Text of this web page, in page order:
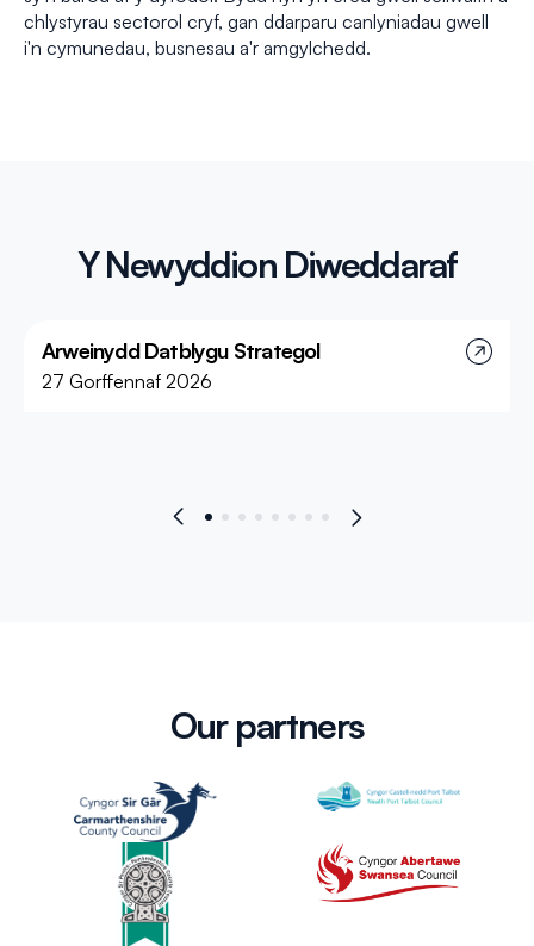
chlystyrau sectorol cryf, gan ddarparu canlyniadau gwell
i'n cymunedau, busnesau a'r amgylchedd.
Y Newyddion Diweddaraf
Arweinydd Datblygu Strategol
27 Gorffennaf 2026
Our partners